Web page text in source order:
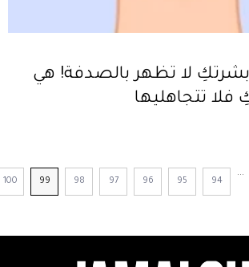
بشرتكِ لا تظهر بالصدفة! هي
فلا تتجاهليها
...
94
95
96
97
98
99
100